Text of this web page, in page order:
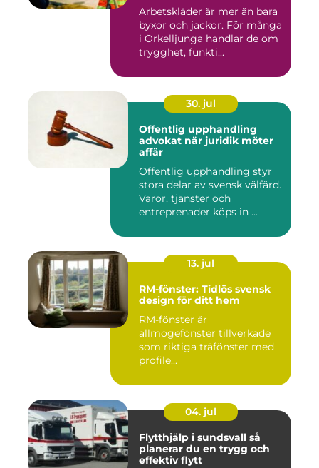
Arbetskläder är mer än bara
byxor och jackor. För många
i Örkelljunga handlar de om
trygghet, funkti...
30. jul
Offentlig upphandling
advokat när juridik möter
affär
Offentlig upphandling styr
stora delar av svensk välfärd.
Varor, tjänster och
entreprenader köps in ...
13. jul
RM-fönster: Tidlös svensk
design för ditt hem
RM-fönster är
allmogefönster tillverkade
som riktiga träfönster med
profile...
04. jul
Flytthjälp i sundsvall så
planerar du en trygg och
effektiv flytt